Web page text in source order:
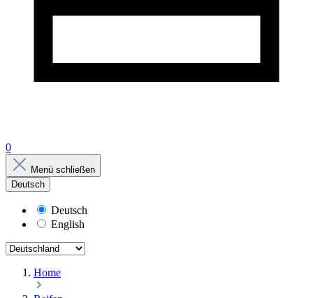
0
Menü schließen
Deutsch
Deutsch
English
Home